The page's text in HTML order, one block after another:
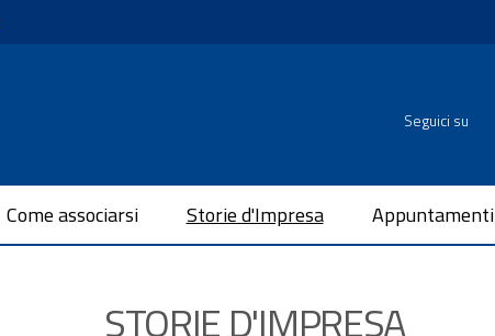
Seguici su
Come associarsi Storie d'Impresa Appuntamenti
STORIE D'IMPRESA